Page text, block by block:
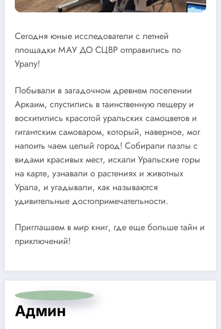
Сегодня юные исследователи с летней
площадки МАУ ДО СЦВР отправились по
Уралу!
Побывали в загадочном древнем поселении
Аркаим, спустились в таинственную пещеру и
восхитились красотой уральских самоцветов и
гигантским самоваром, который, наверное, мог
напоить чаем целый город! Собирали пазлы с
видами красивых мест, искали Уральские горы
на карте, узнавали о растениях и животных
Урала, и угадывали, как называются
удивительные достопримечательности.
Приглашаем в мир книг, где еще больше тайн и
приключений!
Админ